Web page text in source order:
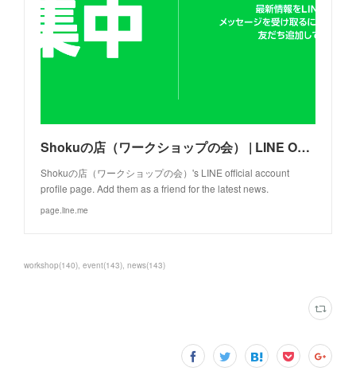
Shokuの店（ワークショップの会） | LINE Official Account
Shokuの店（ワークショップの会）'s LINE official account
profile page. Add them as a friend for the latest news.
page.line.me
workshop(140) event(143) news(143)